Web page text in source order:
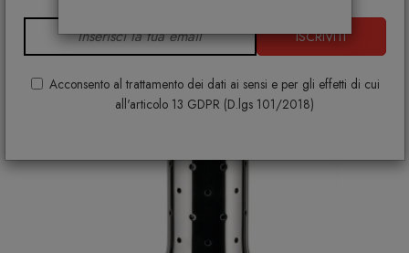
ISCRIVITI
Acconsento al trattamento dei dati ai sensi e per gli effetti di cui
all'articolo 13 GDPR (D.lgs 101/2018)